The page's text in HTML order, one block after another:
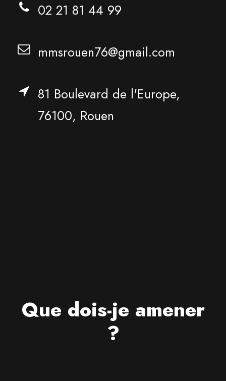
02 21 81 44 99
mmsrouen76@gmail.com
81 Boulevard de l'Europe,
76100, Rouen
Que dois-je amener
?